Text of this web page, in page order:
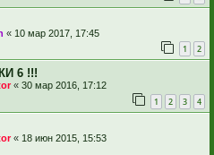
« 10 мар 2017, 17:45
1 2
6 !!!
« 30 мар 2016, 17:12
1 2 3 4
« 18 июн 2015, 15:53